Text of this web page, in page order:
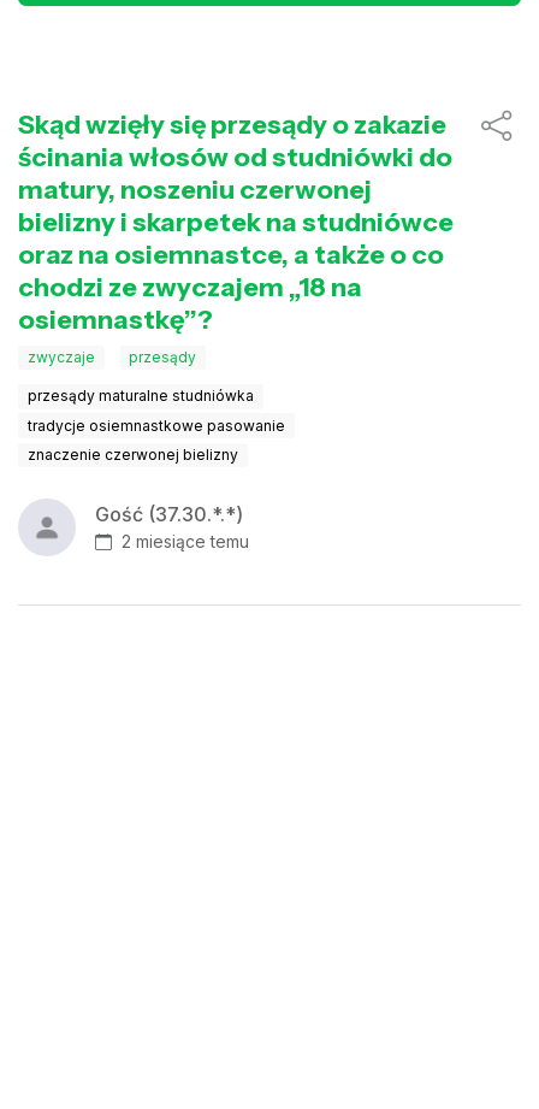
Skąd wzięły się przesądy o zakazie
ścinania włosów od studniówki do
matury, noszeniu czerwonej
bielizny i skarpetek na studniówce
oraz na osiemnastce, a także o co
chodzi ze zwyczajem „18 na
osiemnastkę”?
zwyczaje przesądy
przesądy maturalne studniówka
tradycje osiemnastkowe pasowanie
znaczenie czerwonej bielizny
Gość (37.30.*.*)
2 miesiące temu